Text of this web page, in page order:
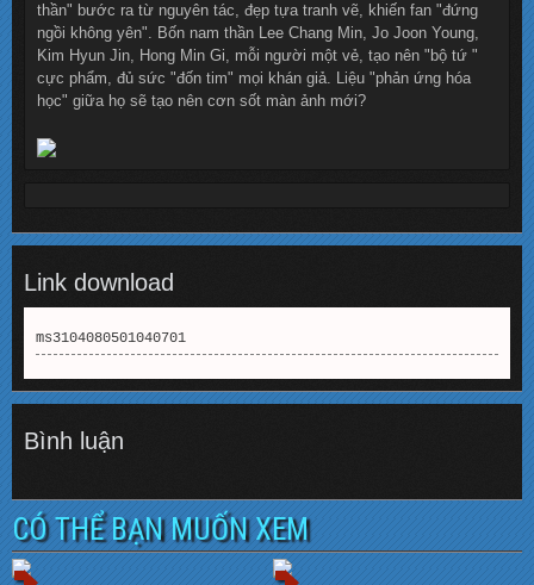
thần" bước ra từ nguyên tác, đẹp tựa tranh vẽ, khiến fan "đứng
ngồi không yên". Bốn nam thần Lee Chang Min, Jo Joon Young,
Kim Hyun Jin, Hong Min Gi, mỗi người một vẻ, tạo nên "bộ tứ "
cực phẩm, đủ sức "đốn tim" mọi khán giả. Liệu "phản ứng hóa
học" giữa họ sẽ tạo nên cơn sốt màn ảnh mới?
Link download
ms3104080501040701
Bình luận
CÓ THỂ BẠN MUỐN XEM